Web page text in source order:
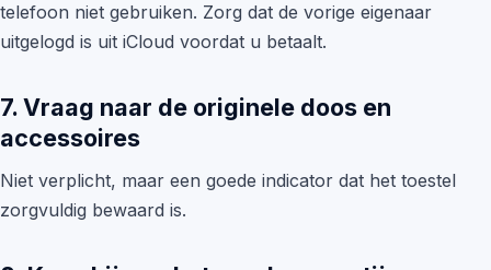
telefoon niet gebruiken. Zorg dat de vorige eigenaar
uitgelogd is uit iCloud voordat u betaalt.
7. Vraag naar de originele doos en
accessoires
Niet verplicht, maar een goede indicator dat het toestel
zorgvuldig bewaard is.